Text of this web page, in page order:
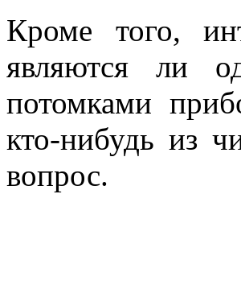
Кроме того,
являются ли
потомками
кто-нибудь из
вопрос.